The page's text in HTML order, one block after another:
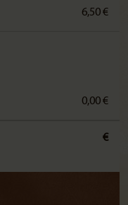
6,50 €
0,00 €
€